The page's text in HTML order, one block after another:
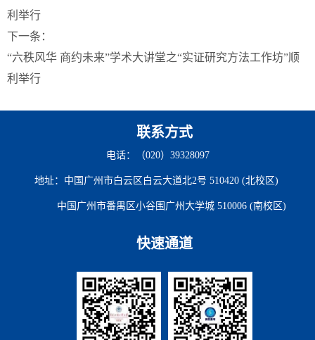
利举行
下一条：
“六秩风华 商约未来”学术大讲堂之“实证研究方法工作坊”顺
利举行
联系方式
电话：（020）39328097
地址：中国广州市白云区白云大道北2号 510420 (北校区)
中国广州市番禺区小谷围广州大学城 510006 (南校区)
快速通道